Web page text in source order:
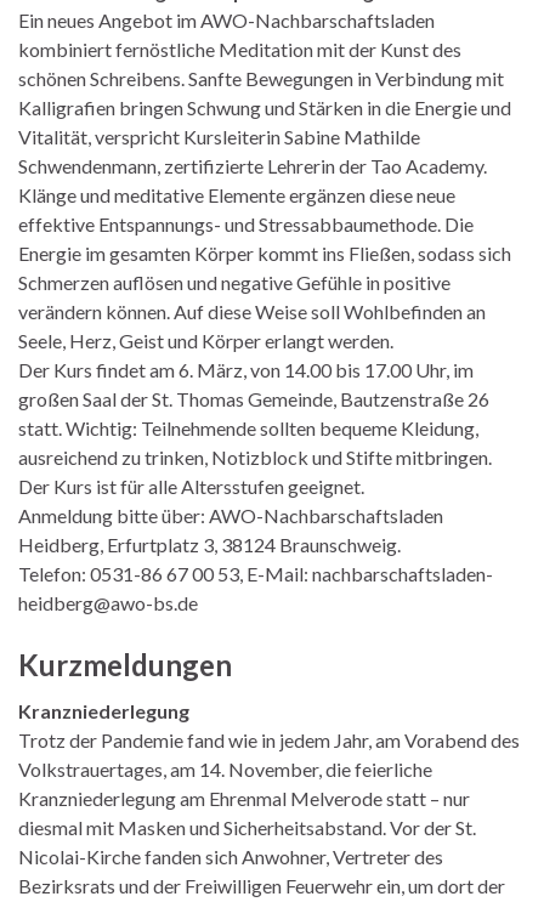
Ein neues Angebot im AWO-Nachbarschaftsladen
kombiniert fernöstliche Meditation mit der Kunst des
schönen Schreibens. Sanfte Bewegungen in Verbindung mit
Kalligrafien bringen Schwung und Stärken in die Energie und
Vitalität, verspricht Kursleiterin Sabine Mathilde
Schwendenmann, zertifizierte Lehrerin der Tao Academy.
Klänge und meditative Elemente ergänzen diese neue
effektive Entspannungs- und Stressabbaumethode. Die
Energie im gesamten Körper kommt ins Fließen, sodass sich
Schmerzen auflösen und negative Gefühle in positive
verändern können. Auf diese Weise soll Wohlbefinden an
Seele, Herz, Geist und Körper erlangt werden.
Der Kurs findet am 6. März, von 14.00 bis 17.00 Uhr, im
großen Saal der St. Thomas Gemeinde, Bautzenstraße 26
statt. Wichtig: Teilnehmende sollten bequeme Kleidung,
ausreichend zu trinken, Notizblock und Stifte mitbringen.
Der Kurs ist für alle Altersstufen geeignet.
Anmeldung bitte über: AWO-Nachbarschaftsladen
Heidberg, Erfurtplatz 3, 38124 Braunschweig.
Telefon: 0531-86 67 00 53, E-Mail: nachbarschaftsladen-
heidberg@awo-bs.de
Kurzmeldungen
Kranzniederlegung
Trotz der Pandemie fand wie in jedem Jahr, am Vorabend des
Volkstrauertages, am 14. November, die feierliche
Kranzniederlegung am Ehrenmal Melverode statt – nur
diesmal mit Masken und Sicherheitsabstand. Vor der St.
Nicolai-Kirche fanden sich Anwohner, Vertreter des
Bezirksrats und der Freiwilligen Feuerwehr ein, um dort der